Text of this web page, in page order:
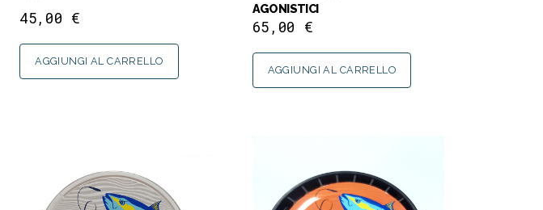
45,00 €
AGGIUNGI AL CARRELLO
AGONISTICI
65,00 €
AGGIUNGI AL CARRELLO